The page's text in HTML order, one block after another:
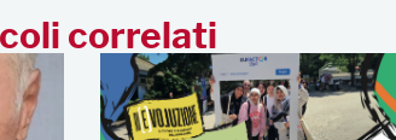
correlati